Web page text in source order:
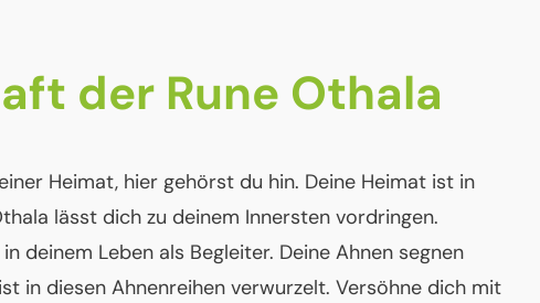
der Rune Othala
Heimat, hier gehörst du hin. Deine Heimat ist in
lässt dich zu deinem Innersten vordringen.
deinem Leben als Begleiter. Deine Ahnen segnen
in diesen Ahnenreihen verwurzelt. Versöhne dich mit